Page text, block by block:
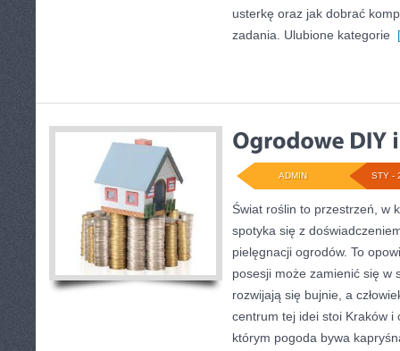
usterkę oraz jak dobrać
zadania. Ulubione kategorie
STY -
ADMIN
Świat roślin to przestrzeń, w
spotyka się z
pielęgnacji ogrodów. To
posesji może zamienić się w
rozwijają się bujnie, a
centrum tej idei stoi Kraków i
którym pogoda bywa